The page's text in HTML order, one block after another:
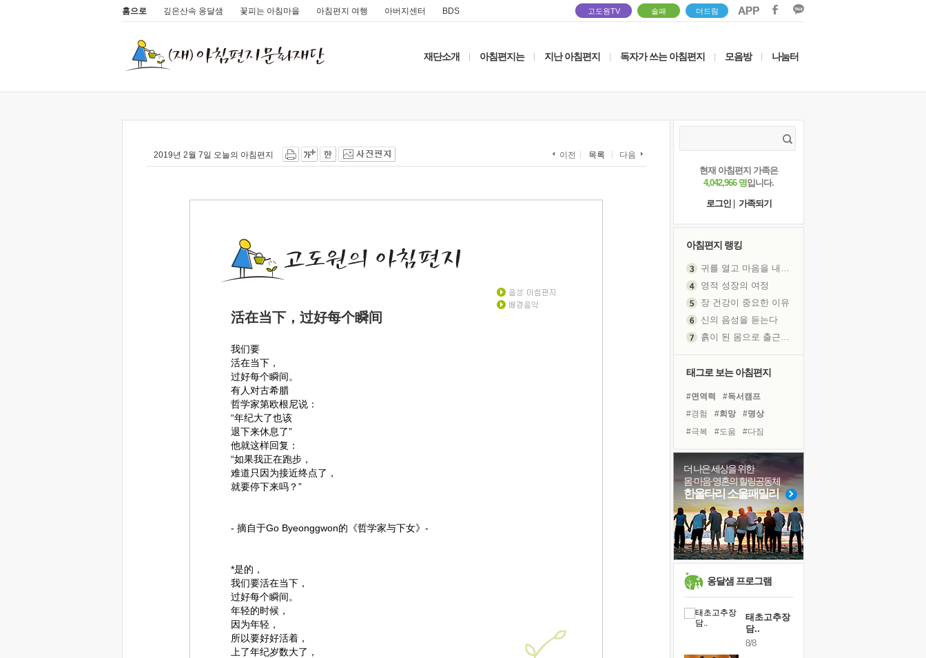
홈으로 깊은산속 옹달샘 꽃피는 아침마을 아침편지 여행 아버지센터 BDS 고도원TV 솔패 더드림
재단소개 아침편지는 지난 아침편지 독자가 쓰는 아침편지 모음방 나눔터
2019년 2월 7일 오늘의 아침편지 이전 목록 다음
活在当下，过好每个瞬间
我们要
活在当下，
过好每个瞬间。
有人对古希腊
哲学家第欧根尼说：
“年纪大了也该
退下来休息了”
他就这样回复：
“如果我正在跑步，
难道只因为接近终点了，
就要停下来吗？”
- 摘自于Go Byeonggwon的《哲学家与下女》-
*是的，
我们要活在当下，
过好每个瞬间。
年轻的时候，
因为年轻，
所以要好好活着，
上了年纪岁数大了，
현재 아침편지 가족은
4,042,966 명입니다.
로그인
가족되기
아침편지 랭킹
영적 성장의 여정
장 건강이 중요한 이유
신의 음성을 듣는다
극과 극의 양 끝단
극심한 변비, 어깨결림, 수면 장애
보고 싶은 어머니
유년 시절의 부산 영도 바다
못된 꼰대들
거울 속의 나
희망이란
'모른다'는 것
귀를 열고 마음을 내어주고
태그로 보는 아침편지
#면역력
#독서캠프
#경험
#희망
#명상
#극복
#도움
#다짐
#삶
#위기
#리더
#비전캠프
#선택
#건강
#바이러스
#계획
#나눔
#독서
#사람
#친구
#링컨학교
더 나은 세상을 위한
몸·마음·영혼의 힐링공동체
한울타리 소울패밀리
옹달샘 프로그램
태초고추장
담..
8/8